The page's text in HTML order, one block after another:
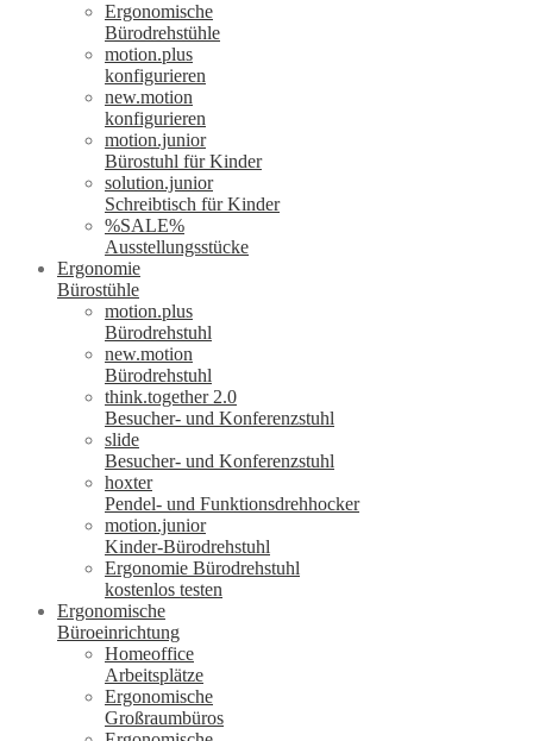
Ergonomische
Bürodrehstühle
motion.plus
konfigurieren
new.motion
konfigurieren
motion.junior
Bürostuhl für Kinder
solution.junior
Schreibtisch für Kinder
%SALE%
Ausstellungsstücke
Ergonomie
Bürostühle
motion.plus
Bürodrehstuhl
new.motion
Bürodrehstuhl
think.together 2.0
Besucher- und Konferenzstuhl
slide
Besucher- und Konferenzstuhl
hoxter
Pendel- und Funktionsdrehhocker
motion.junior
Kinder-Bürodrehstuhl
Ergonomie Bürodrehstuhl
kostenlos testen
Ergonomische
Büroeinrichtung
Homeoffice
Arbeitsplätze
Ergonomische
Großraumbüros